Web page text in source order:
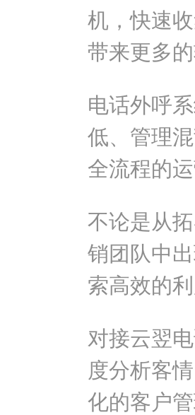
机，快速
带来更多
电话外呼
低、管理
全流程的运
不论是从
销团队中
索高效的利
对接云翌
度分析客
化的客户